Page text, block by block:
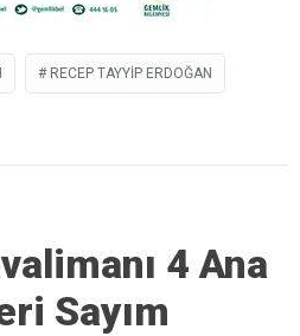
RECEP TAYYIP ERDOĞAN
4 Ana
Sayım